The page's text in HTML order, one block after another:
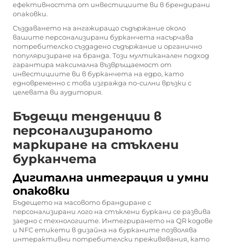
ефективността от инвестициите ви в брендирани
опаковки.
Създаването на ангажиращо съдържание около
вашите персонализирани бурканчета насърчава
потребителско създадено съдържание и органично
популяризиране на бранда. Този мултиканален подход
гарантира максимална възвръщаемост от
инвестициите ви в бурканчета на едро, като
едновременно с това изгражда по-силни връзки с
целевата ви аудитория.
Бъдещи тенденции в
персонализираното
маркиране на стъклени
бурканчета
Дигитална интеграция и умни
опаковки
Бъдещето на масовото брандиране с
персонализирани лого на стъклени буркани се развива
заедно с технологиите. Интегрирането на QR кодове
и NFC етикети в дизайна на бурканите позволява
интерактивни потребителски преживявания, като